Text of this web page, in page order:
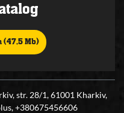
(47,5 Mb)
str. 28/1, 61001 Kharkiv,
+380675456606